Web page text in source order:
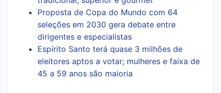
Proposta de Copa do Mundo com 64
seleções em 2030 gera debate entre
dirigentes e especialistas
Espírito Santo terá quase 3 milhões de
eleitores aptos a votar; mulheres e faixa de
45 a 59 anos são maioria